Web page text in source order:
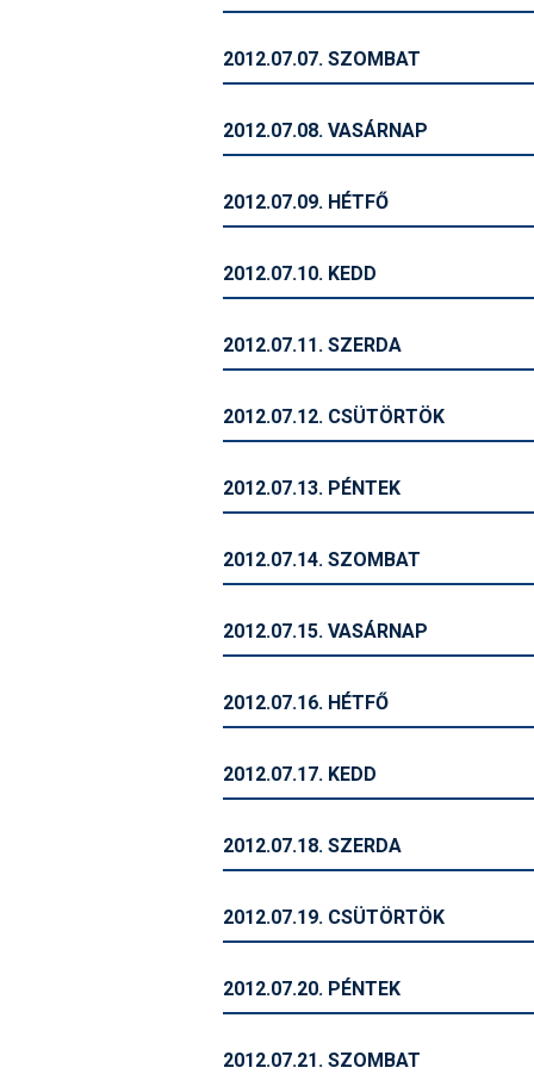
2012.07.07. SZOMBAT
2012.07.08. VASÁRNAP
2012.07.09. HÉTFŐ
2012.07.10. KEDD
2012.07.11. SZERDA
2012.07.12. CSÜTÖRTÖK
2012.07.13. PÉNTEK
2012.07.14. SZOMBAT
2012.07.15. VASÁRNAP
2012.07.16. HÉTFŐ
2012.07.17. KEDD
2012.07.18. SZERDA
2012.07.19. CSÜTÖRTÖK
2012.07.20. PÉNTEK
2012.07.21. SZOMBAT